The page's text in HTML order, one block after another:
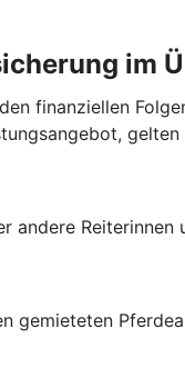
im
finanziellen
andere
gemieteten